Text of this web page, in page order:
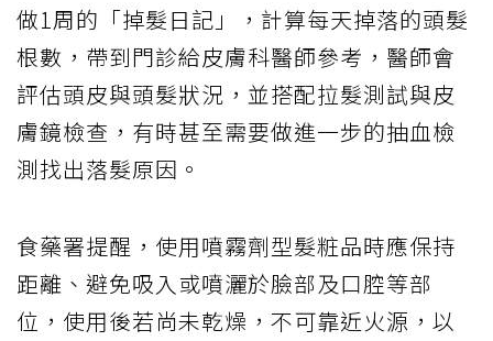
做1周的「掉髮日記」，計算每天掉落的頭髮
根數，帶到門診給皮膚科醫師參考，醫師會
評估頭皮與頭髮狀況，並搭配拉髮測試與皮
膚鏡檢查，有時甚至需要做進一步的抽血檢
測找出落髮原因。
食藥署提醒，使用噴霧劑型髮粧品時應保持
距離、避免吸入或噴灑於臉部及口腔等部
位，使用後若尚未乾燥，不可靠近火源，以